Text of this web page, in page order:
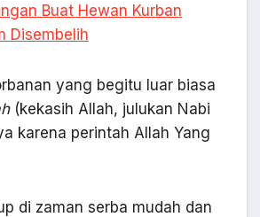
Buat Hewan Kurban
Disembelih
yang begitu luar biasa
(kekasih Allah, julukan Nabi
karena perintah Allah Yang
di zaman serba mudah dan